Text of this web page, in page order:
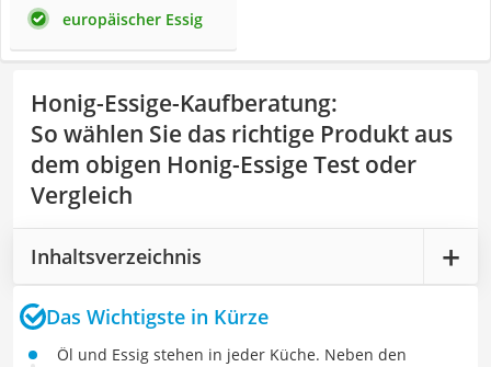
europäischer Essig
Honig-Essige-Kaufberatung:
So wählen Sie das richtige Produkt aus
dem obigen Honig-Essige Test oder
Vergleich
Inhaltsverzeichnis
Das Wichtigste in Kürze
Öl und Essig stehen in jeder Küche. Neben den